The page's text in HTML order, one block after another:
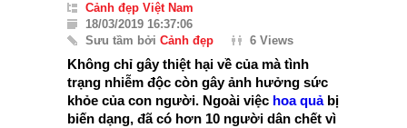
Cảnh đẹp Việt Nam
18/03/2019 16:37:06
Sưu tầm bởi Cảnh đẹp 6 Views
Không chỉ gây thiệt hại về của mà tình
trạng nhiễm độc còn gây ảnh hưởng sức
khỏe của con người. Ngoài việc hoa quảbị
biến dạng, đã có hơn 10 người dân chết vì